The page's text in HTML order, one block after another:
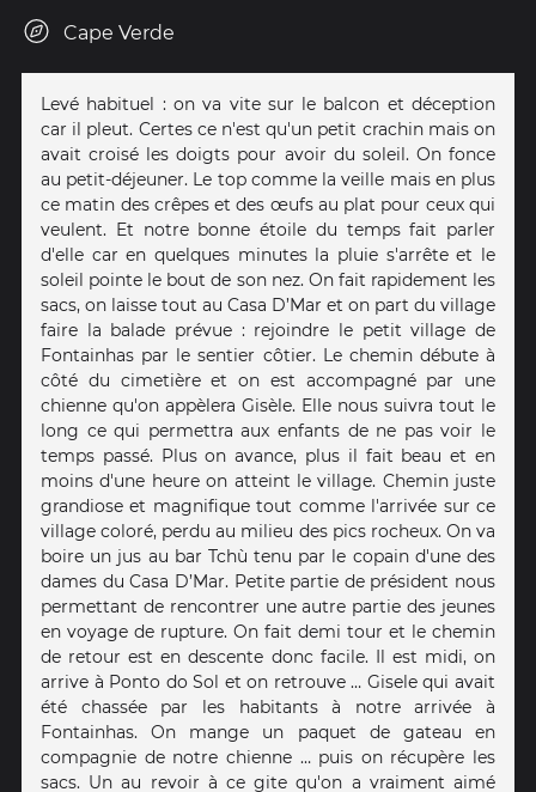
Cape Verde
Levé habituel : on va vite sur le balcon et déception
car il pleut. Certes ce n'est qu'un petit crachin mais on
avait croisé les doigts pour avoir du soleil. On fonce
au petit-déjeuner. Le top comme la veille mais en plus
ce matin des crêpes et des œufs au plat pour ceux qui
veulent. Et notre bonne étoile du temps fait parler
d'elle car en quelques minutes la pluie s'arrête et le
soleil pointe le bout de son nez. On fait rapidement les
sacs, on laisse tout au Casa D’Mar et on part du village
faire la balade prévue : rejoindre le petit village de
Fontainhas par le sentier côtier. Le chemin débute à
côté du cimetière et on est accompagné par une
chienne qu'on appèlera Gisèle. Elle nous suivra tout le
long ce qui permettra aux enfants de ne pas voir le
temps passé. Plus on avance, plus il fait beau et en
moins d'une heure on atteint le village. Chemin juste
grandiose et magnifique tout comme l'arrivée sur ce
village coloré, perdu au milieu des pics rocheux. On va
boire un jus au bar Tchù tenu par le copain d'une des
dames du Casa D’Mar. Petite partie de président nous
permettant de rencontrer une autre partie des jeunes
en voyage de rupture. On fait demi tour et le chemin
de retour est en descente donc facile. Il est midi, on
arrive à Ponto do Sol et on retrouve … Gisele qui avait
été chassée par les habitants à notre arrivée à
Fontainhas. On mange un paquet de gateau en
compagnie de notre chienne … puis on récupère les
sacs. Un au revoir à ce gite qu'on a vraiment aimé